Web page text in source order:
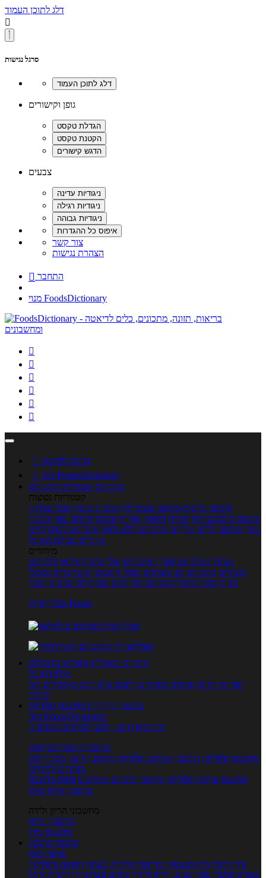
דלג לתוכן העמוד

סרגל נגישות
גופן וקישורים
צבעים
צור קשר
הצהרת נגישות
 התחבר
מנוי FoodsDictionary






 כניסה לחשבון

מנוי FoodsDictionary
מתכונים קטגוריות מתכונים
קטגוריות נפוצות
מתכוני סלטים מתכוני פשטידות מתכוני עוגות אוכל צמחוני
מתכונים לטבעוניים אפייה מוקפץ עוגיות פסטה מתכוני עוף מתכוני
בשר מתכוני ילדים מרקים מתכונים ללא גלוטן מתכונים לסוכרתיים
טרנדים בעולם האוכל
מיוחדים
מנתח המתכונים ספר המתכונים שלי מתכוני וידאו מתכונים
עשירים מתכונים לפי מצרכים אוכל דיאטטי אוכל בריא מאכלי
עדות ספרי בישול מתכונים לפי חגים ועונות לפי שיטות הכנה
אפליקציית Foods
מוצרים ומאכלים מוצרים ומאכלים
מילון האוכל
תפריטי תזונה ערכים תזונתיים חיפוש ע"פ רכיבים מכילים הכי
הרבה
מחשבון קלוריות מחשבון קלוריות
מנוי FoodsDictionary
5 ימי ניסיון חינם - לחצו לפרטים נוספים
מחשבוני תזונה ובריאות
מחשבון קלוריות מחשבון שריפת קלוריות מחשבון דופק מטרה יחס
מותניים לירכיים
מחשבון BMI
מחשבון צריכת קלוריות מחשבון מינונים מומלצים
מחשבון אחוז שומן
מחשבוני הריון ולידה
מחשבון הריון
מחשבון ביוץ
כתבות כתבות
ערוצי תוכן
איך להכין בית ומשפחה בריאות מחלות ובעיות רפואה משלימה
ספורט וכושר גופני נשים, הריון ולידה טיפים והמלצות חדשות אוכל